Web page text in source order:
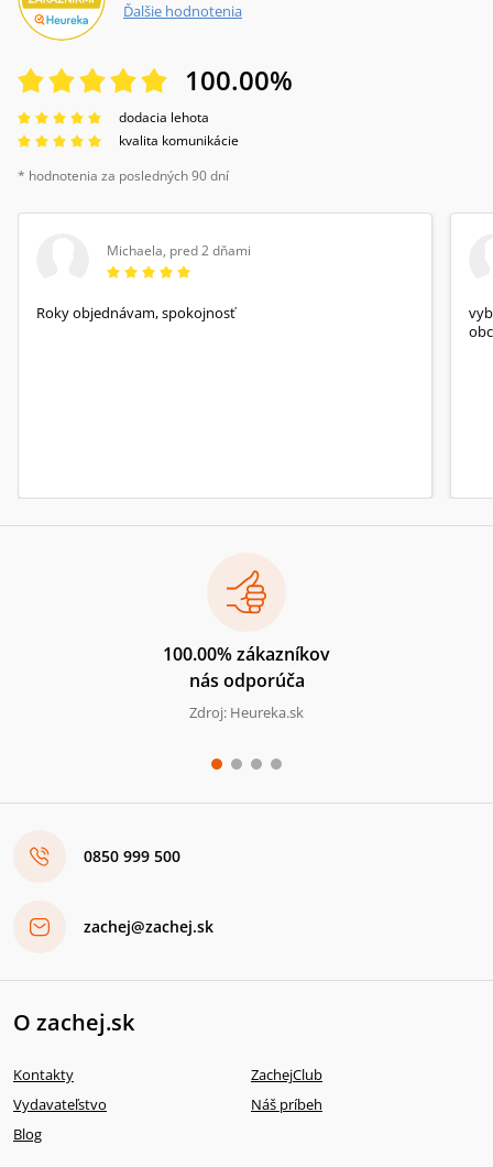
Ďalšie hodnotenia
100.00%
dodacia lehota
kvalita komunikácie
* hodnotenia za posledných 90 dní
Michaela, pred 2 dňami
Roky objednávam, spokojnosť
100.00% zákazníkov
nás odporúča
Zdroj: Heureka.sk
0850 999 500
zachej@zachej.sk
O zachej.sk
Kontakty
ZachejClub
Vydavateľstvo
Náš príbeh
Blog